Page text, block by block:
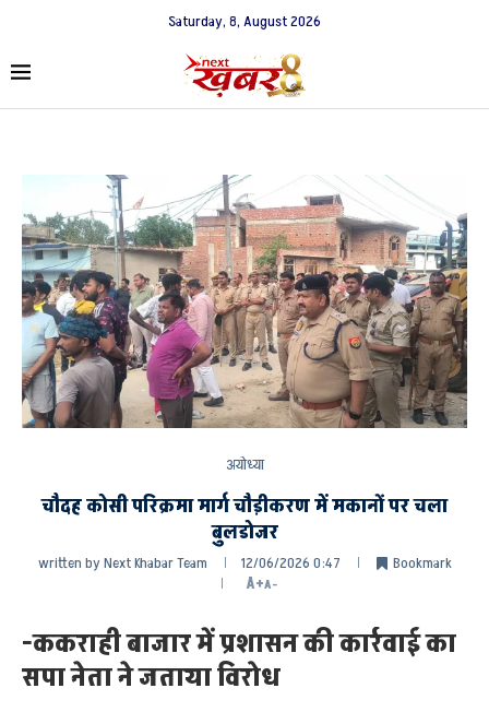
Saturday, 8, August 2026
अयोध्या
चौदह कोसी परिक्रमा मार्ग चौड़ीकरण में मकानों पर चला
बुलडोजर
written byNext Khabar Team 12/06/2026 0:47
Bookmark
A+A-
-ककराही बाजार में प्रशासन की कार्रवाई का
सपा नेता ने जताया विरोध